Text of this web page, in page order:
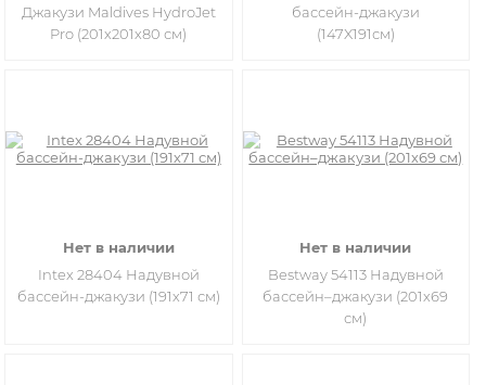
Джакузи Maldives HydroJet
Pro (201х201х80 см)
бассейн-джакузи
(147X191см)
Нет в наличии
Intex 28404 Надувной
бассейн-джакузи (191х71 см)
Нет в наличии
Bestway 54113 Надувной
бассейн–джакузи (201х69
см)